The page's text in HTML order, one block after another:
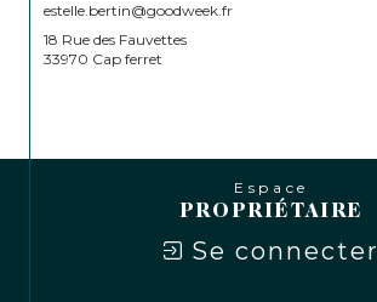
estelle.bertin@goodweek.fr
18 Rue des Fauvettes
33970 Cap ferret
Espace
PROPRIÉTAIRE
Se connecter